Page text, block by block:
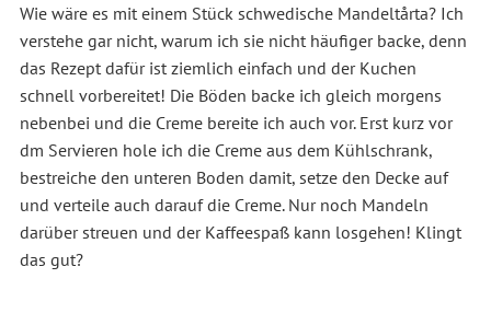
Wie wäre es mit einem Stück schwedische Mandeltårta? Ich
verstehe gar nicht, warum ich sie nicht häufiger backe, denn
das Rezept dafür ist ziemlich einfach und der Kuchen
schnell vorbereitet! Die Böden backe ich gleich morgens
nebenbei und die Creme bereite ich auch vor. Erst kurz vor
dm Servieren hole ich die Creme aus dem Kühlschrank,
bestreiche den unteren Boden damit, setze den Decke auf
und verteile auch darauf die Creme. Nur noch Mandeln
darüber streuen und der Kaffeespaß kann losgehen! Klingt
das gut?